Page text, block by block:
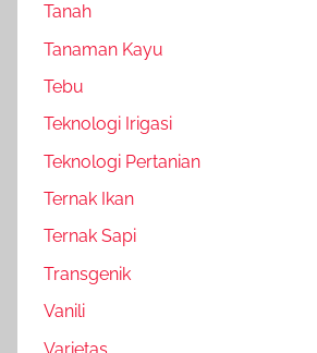
Tanah
Tanaman Kayu
Tebu
Teknologi Irigasi
Teknologi Pertanian
Ternak Ikan
Ternak Sapi
Transgenik
Vanili
Varietas